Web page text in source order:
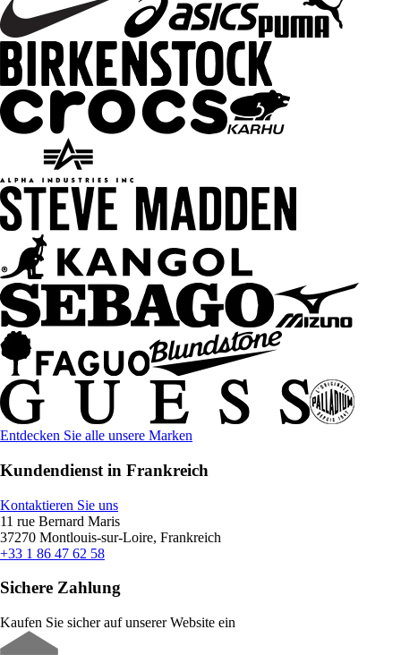
Entdecken Sie alle unsere Marken
Kundendienst in Frankreich
Kontaktieren Sie uns
11 rue Bernard Maris
37270 Montlouis-sur-Loire, Frankreich
+33 1 86 47 62 58
Sichere Zahlung
Kaufen Sie sicher auf unserer Website ein